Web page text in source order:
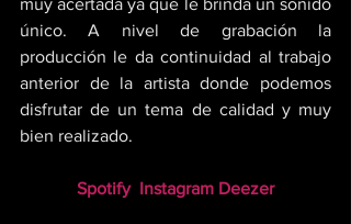
muy acertada ya que le brinda un sonido
único. A nivel de grabación la
producción le da continuidad al trabajo
anterior de la artista donde podemos
disfrutar de un tema de calidad y muy
bien realizado.
Spotify Instagram Deezer